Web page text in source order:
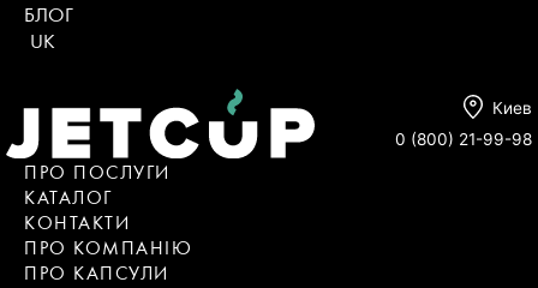
БЛОГ
UK
Киев
0 (800) 21-99-98
ПРО ПОСЛУГИ
КАТАЛОГ
KОНТАКТИ
ПРО КОМПАНІЮ
ПРО КАПСУЛИ